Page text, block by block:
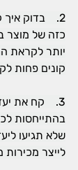
2.    בדוק
כזה של מוצר
יותר לקראת
קונים פחות
3.    קח את
בהתייחסות
שלא תגיעו
לייצר מכירות